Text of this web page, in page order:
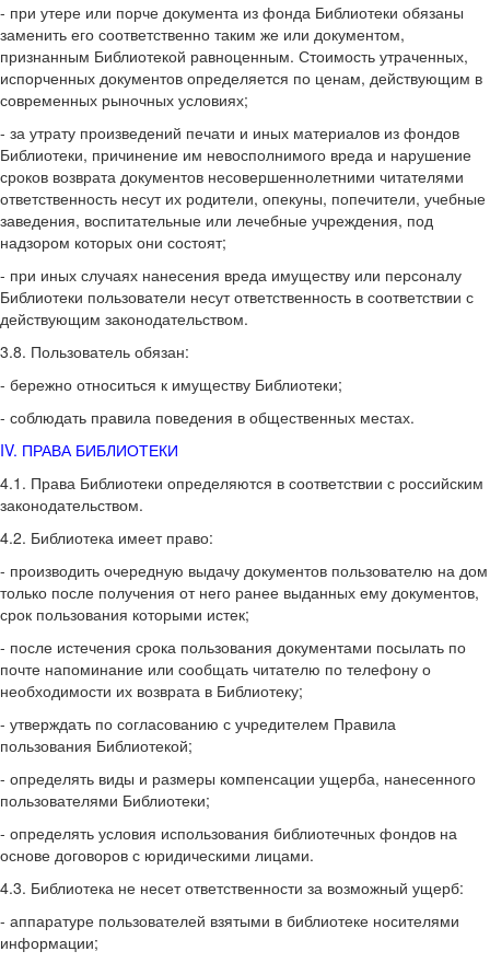
- при утере или порче документа из фонда Библиотеки обязаны
заменить его соот­ветственно таким же или документом,
признанным Библиотекой равноценным. Стоимость утраченных,
испорченных документов определяется по ценам, действующим в
современных рыночных условиях;
- за утрату произведений печати и иных материалов из фондов
Библиотеки, при­чинение им невосполнимого вреда и нарушение
сроков возврата документов несовершеннолетними читателями
ответственность несут их родители, опекуны, попечители, учебные
заведения, воспитательные или лечебные учреждения, под
надзором которых они состоят;
- при иных случаях нанесения вреда имуществу или персоналу
Библиотеки пользователи несут ответственность в соответствии с
действующим законодательством.
3.8. Пользователь обязан:
- бережно относиться к имуществу Библиотеки;
- соблюдать правила поведения в общественных местах.
IV. ПРАВА БИБЛИОТЕКИ
4.1. Права Библиотеки определяются в соответствии с российским
законодательством.
4.2. Библиотека имеет право:
- производить очередную выдачу документов пользователю на дом
только после получения от него ранее выданных ему документов,
срок пользования которыми истек;
- после истечения срока пользования документами посылать по
почте напо­минание или сообщать читателю по телефону о
необходимости их возврата в Библиотеку;
- утверждать по согласованию с учредителем Правила
пользования Библиотекой;
- определять виды и размеры компенсации ущерба, нанесенного
пользователями Библиотеки;
- определять условия использования библиотечных фондов на
основе договоров с юридическими лицами.
4.3. Библиотека не несет ответственности за возможный ущерб:
- аппаратуре пользователей взятыми в библиотеке носителями
информации;